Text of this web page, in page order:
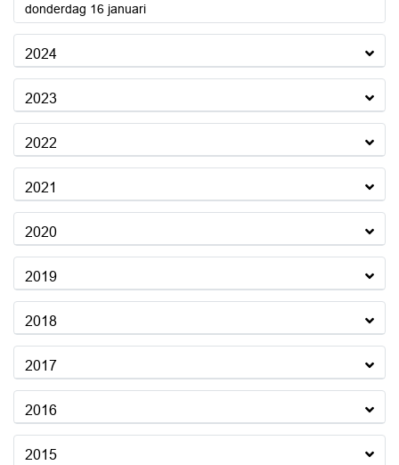
donderdag 16 januari2025
2024
2023
2022
2021
2020
2019
2018
2017
2016
2015